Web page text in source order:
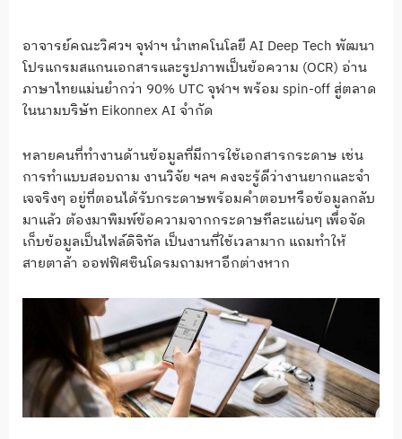
อาจารย์คณะวิศวฯ จุฬาฯ นำเทคโนโลยี AI Deep Tech พัฒนา
โปรแกรมสแกนเอกสารและรูปภาพเป็นข้อความ (OCR) อ่าน
ภาษาไทยแม่นยำกว่า 90% UTC จุฬาฯ พร้อม spin-off สู่ตลาด
ในนามบริษัท Eikonnex AI จำกัด
หลายคนที่ทำงานด้านข้อมูลที่มีการใช้เอกสารกระดาษ เช่น
การทำแบบสอบถาม งานวิจัย ฯลฯ คงจะรู้ดีว่างานยากและจำ
เจจริงๆ อยู่ที่ตอนได้รับกระดาษพร้อมคำตอบหรือข้อมูลกลับ
มาแล้ว ต้องมาพิมพ์ข้อความจากกระดาษทีละแผ่นๆ เพื่อจัด
เก็บข้อมูลเป็นไฟล์ดิจิทัล เป็นงานที่ใช้เวลามาก แถมทำให้
สายตาล้า ออฟฟิศซินโดรมถามหาอีกต่างหาก